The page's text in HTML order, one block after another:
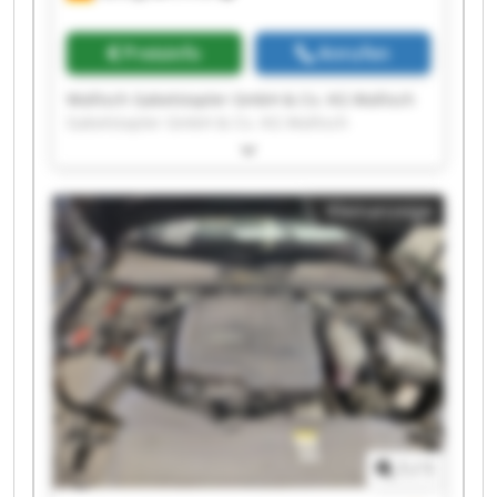
Preisinfo Anrufen
Wallisch Gabelstapler GmbH & Co. KG Wallisch
Gabelstapler GmbH & Co. KG Wallisch
Gabelstapler GmbH & Co. KG Wallisch
Gabelstapler GmbH & Co. KG Wallisch
Gabelstapler GmbH & Co. KG Wallisch
Gabelstapler GmbH & Co. KG Wallisch
Gabelstapler GmbH & Co. KG Wallisch
Gabelstapler GmbH & Co. KG Wallisch
Gabelstapler GmbH & Co. KG Wallisch
Gabelstapler GmbH & Co. KG Wallisch
Gabelstapler GmbH & Co. KG Wallisch
Gabelstapler GmbH & Co. KG Wallisch
Gabelstapler GmbH & Co. KG Wallisch
Gabelstapler GmbH & Co. KG Wallisch
Gabelstapler GmbH & Co. KG Wallisch
Kleinanzeige